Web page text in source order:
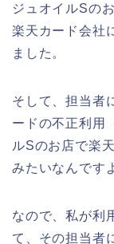
ジュオイルSの
楽天カード会社
ました。
そして、担当者
ードの不正利用
ルSのお店で楽
みたいなんです
なので、私が利
て、その担当者